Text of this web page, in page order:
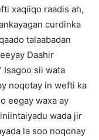
xaqiiqo raadis ah,
curdinka
talaabadan
Daahir
Isagoo sii wata
noqotay in wefti ka
eegay waxa ay
wada jir
la soo noqonay